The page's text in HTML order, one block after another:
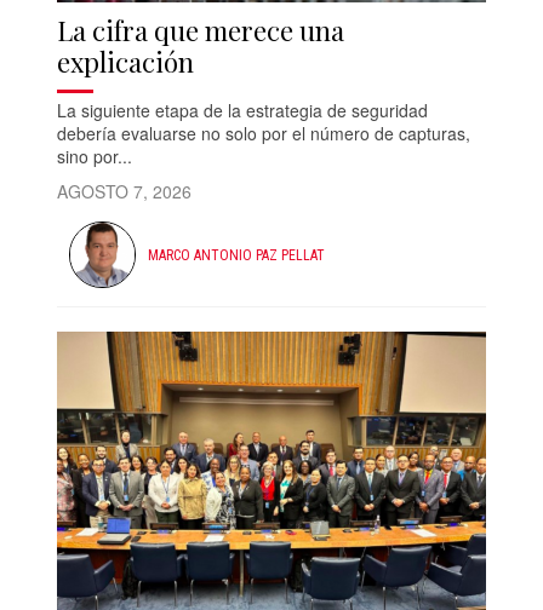
La cifra que merece una
explicación
La siguiente etapa de la estrategia de seguridad
debería evaluarse no solo por el número de capturas,
sino por...
AGOSTO 7, 2026
MARCO ANTONIO PAZ PELLAT